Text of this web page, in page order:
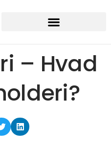
– Hvad